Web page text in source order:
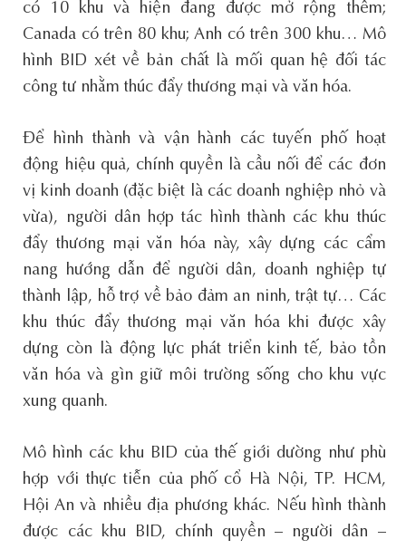
có 10 khu và hiện đang được mở rộng thêm;
Canada có trên 80 khu; Anh có trên 300 khu… Mô
hình BID xét về bản chất là mối quan hệ đối tác
công tư nhằm thúc đẩy thương mại và văn hóa.
Để hình thành và vận hành các tuyến phố hoạt
động hiệu quả, chính quyền là cầu nối để các đơn
vị kinh doanh (đặc biệt là các doanh nghiệp nhỏ và
vừa), người dân hợp tác hình thành các khu thúc
đẩy thương mại văn hóa này, xây dựng các cẩm
nang hướng dẫn để người dân, doanh nghiệp tự
thành lập, hỗ trợ về bảo đảm an ninh, trật tự… Các
khu thúc đẩy thương mại văn hóa khi được xây
dựng còn là động lực phát triển kinh tế, bảo tồn
văn hóa và gìn giữ môi trường sống cho khu vực
xung quanh.
Mô hình các khu BID của thế giới dường như phù
hợp với thực tiễn của phố cổ Hà Nội, TP. HCM,
Hội An và nhiều địa phương khác. Nếu hình thành
được các khu BID, chính quyền – người dân –